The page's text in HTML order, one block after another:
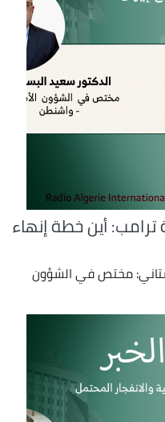
أين خطة إنهاء
مختص في الشؤون